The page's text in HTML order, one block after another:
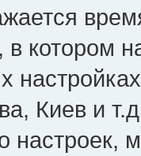
в котором
Киев и
настроек,